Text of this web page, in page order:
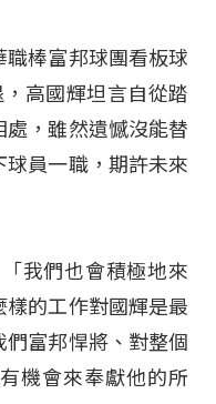
棒富邦球團看板球
高國輝坦言自從踏
處，雖然遺憾沒能替
員一職，期許未來
我們也會積極地來
的工作對國輝是最
富邦悍將、對整個
機會來奉獻他的所